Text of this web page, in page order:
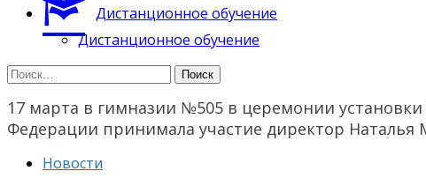
Дистанционное обучение
Дистанционное обучение
Найти:
17 марта в гимназии №505 в церемонии установки
Федерации принимала участие директор Наталья
Новости